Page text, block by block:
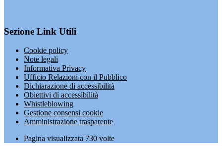
Sezione Link Utili
Cookie policy
Note legali
Informativa Privacy
Ufficio Relazioni con il Pubblico
Dichiarazione di accessibilità
Obiettivi di accessibilità
Whistleblowing
Gestione consensi cookie
Amministrazione trasparente
Pagina visualizzata 730 volte